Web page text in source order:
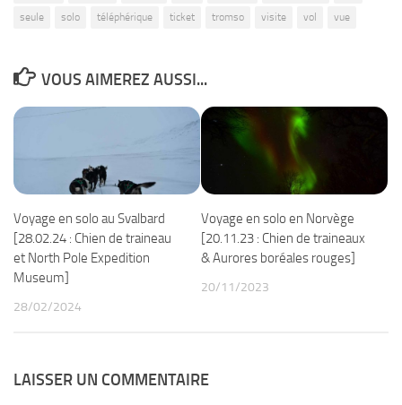
seule
solo téléphérique ticket tromso visite vol vue
VOUS AIMEREZ AUSSI...
Voyage en solo au Svalbard
[28.02.24 : Chien de traineau
et North Pole Expedition
Museum]
28/02/2024
Voyage en solo en Norvège
[20.11.23 : Chien de traineaux
& Aurores boréales rouges]
20/11/2023
LAISSER UN COMMENTAIRE